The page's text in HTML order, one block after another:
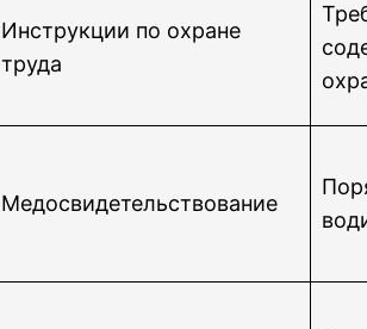
Инструкции по охране
труда
Медосвидетельствование